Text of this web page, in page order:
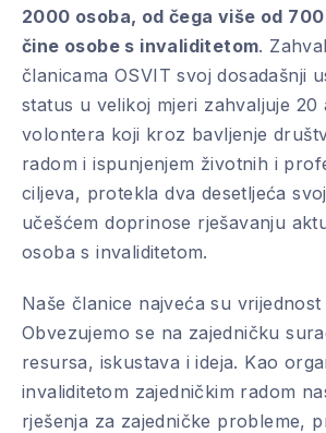
2000 osoba, od čega više od
čine osobe s invaliditetom.
članicama OSVIT svoj dosadašnji
status u velikoj mjeri zahvaljuje 20
volontera koji kroz bavljenje
radom i ispunjenjem životnih i
ciljeva, protekla dva desetljeća
učešćem doprinose rješavanju
osoba s invaliditetom.
Naše članice najveća su vrijednost
Obvezujemo se na zajedničku
resursa, iskustava i ideja. Kao
invaliditetom zajedničkim radom
rješenja za zajedničke probleme,
PREVIOUS